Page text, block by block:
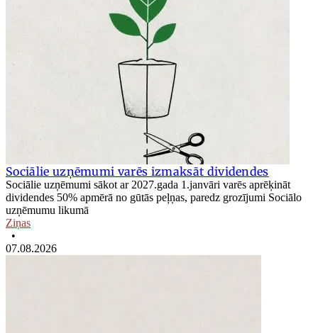
Sociālie uzņēmumi varēs izmaksāt dividendes
Sociālie uzņēmumi sākot ar 2027.gada 1.janvāri varēs aprēķināt
dividendes 50% apmērā no gūtās peļņas, paredz grozījumi Sociālo
uzņēmumu likumā
Ziņas
•
07.08.2026